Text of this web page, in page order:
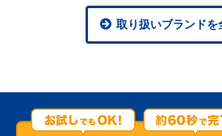
取り扱いブランドを